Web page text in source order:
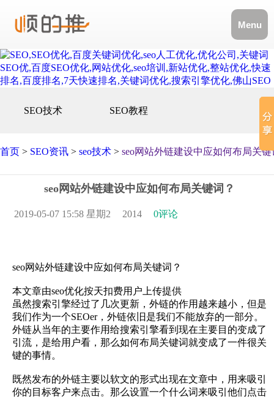
Menu
SEO技术 SEO教程
首页 > SEO资讯 > seo技术 > seo网站外链建设中应如何布局关键
seo网站外链建设中应如何布局关键词？
2019-05-07 15:58 星期2 2014 0评论
seo网站外链建设中应如何布局关键词？
本文章由seo优化按天扣费用户上传提供
虽然搜索引擎经过了几次更新，外链的作用越来越小，但是
我们作为一个SEOer，外链依旧是我们不能放弃的一部分。
外链从当年的主要作用给搜索引擎看到现在主要目的变成了
引流，是给用户看，那么如何布局关键词就变成了一件很关
键的事情。
既然发布的外链主要以软文的形式出现在文章中，用来吸引
你的目标客户来点击。那么设置一个什么词来吸引他们点击